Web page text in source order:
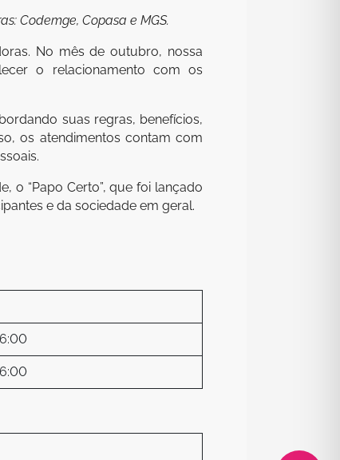
Codemge, Copasa e MGS.
No mês de outubro, nossa
o relacionamento com os
suas regras, benefícios,
os atendimentos contam com
o “Papo Certo”, que foi lançado
e da sociedade em geral.